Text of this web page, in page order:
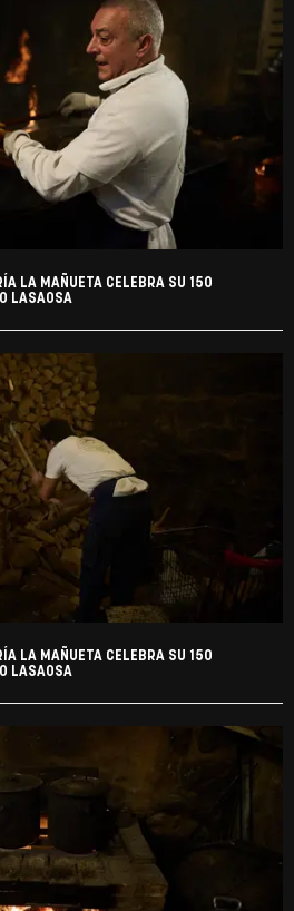
LA MAÑUETA CELEBRA SU 150
LASAOSA
LA MAÑUETA CELEBRA SU 150
LASAOSA